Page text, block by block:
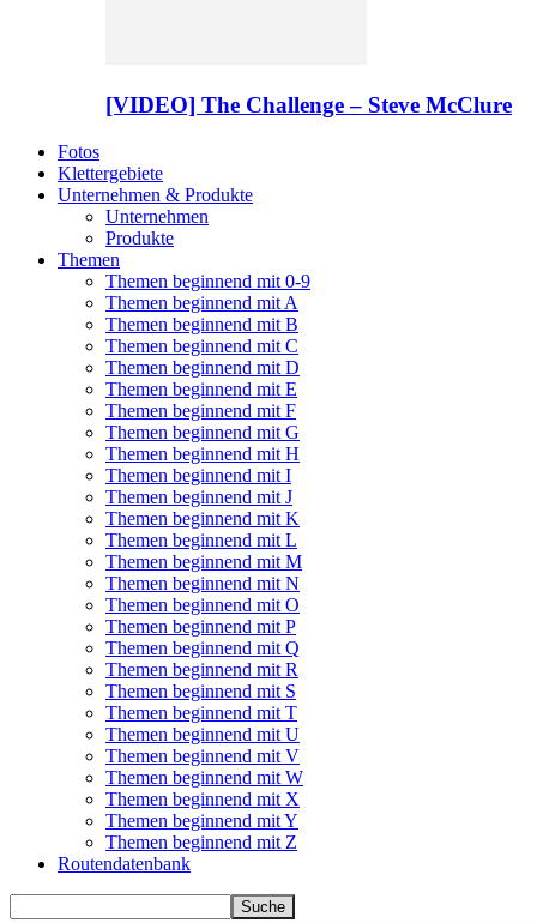
[VIDEO] The Challenge – Steve McClure
Fotos
Klettergebiete
Unternehmen & Produkte
Unternehmen
Produkte
Themen
Themen beginnend mit 0-9
Themen beginnend mit A
Themen beginnend mit B
Themen beginnend mit C
Themen beginnend mit D
Themen beginnend mit E
Themen beginnend mit F
Themen beginnend mit G
Themen beginnend mit H
Themen beginnend mit I
Themen beginnend mit J
Themen beginnend mit K
Themen beginnend mit L
Themen beginnend mit M
Themen beginnend mit N
Themen beginnend mit O
Themen beginnend mit P
Themen beginnend mit Q
Themen beginnend mit R
Themen beginnend mit S
Themen beginnend mit T
Themen beginnend mit U
Themen beginnend mit V
Themen beginnend mit W
Themen beginnend mit X
Themen beginnend mit Y
Themen beginnend mit Z
Routendatenbank